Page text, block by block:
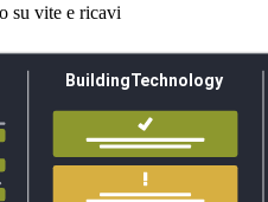
su vite e ricavi